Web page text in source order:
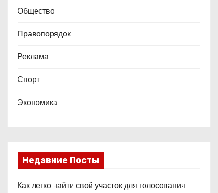
Общество
Правопорядок
Реклама
Спорт
Экономика
Недавние Посты
Как легко найти свой участок для голосования